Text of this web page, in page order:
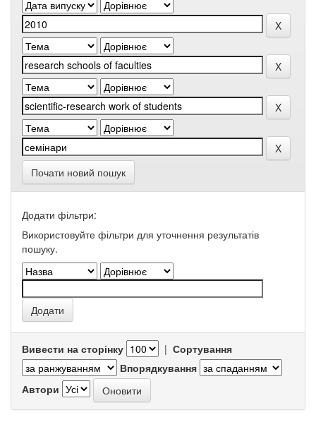
Почати новий пошук
Додати фільтри:
Використовуйте фільтри для уточнення результатів
пошуку.
Вивести на сторінку | Сортування
Впорядкування
Автори